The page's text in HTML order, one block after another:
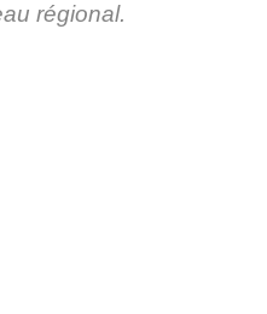
régional.